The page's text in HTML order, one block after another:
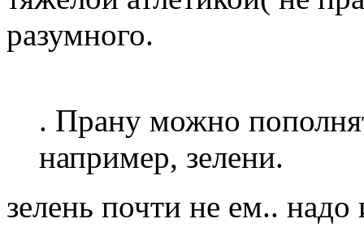
разумного.
. Прану можно
например, зелени.
зелень почти не ем.. надо